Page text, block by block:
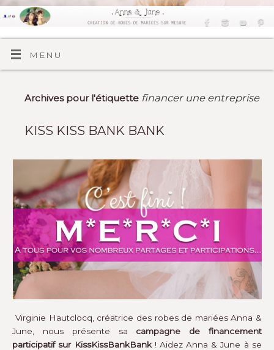
MENU
Archives pour l'étiquette financer une entreprise
KISS KISS BANK BANK
Virginie Hautclocq, créatrice des robes de mariées Anna &
June, nous présente sa campagne de financement
participatif sur KissKissBankBank! Aidez Anna & June à se